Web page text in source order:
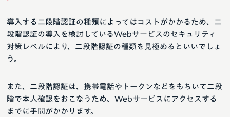
導入する二段階認証の種類によってはコストがかかるため、二
段階認証の導入を検討しているWebサービスのセキュリティ
対策レベルにより、二段階認証の種類を見極めるといいでしょ
う。
また、二段階認証は、携帯電話やトークンなどをもちいて二段
階で本人確認をおこなうため、Webサービスにアクセスする
までに手間がかかります。